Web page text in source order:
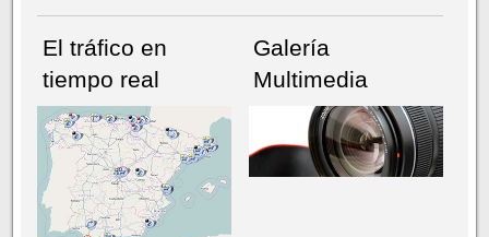
NÚMERO ACTUALHEMEROTECA
El tráfico en
tiempo real
Galería
Multimedia